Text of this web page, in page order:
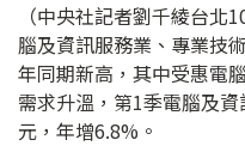
（中央社記者劉千綾台
腦及資訊服務業、專業技
年同期新高，其中受惠電
需求升溫，第1季電腦及
元，年增6.8%。